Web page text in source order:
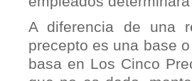
A diferencia de una
precepto es una base
basa en Los Cinco